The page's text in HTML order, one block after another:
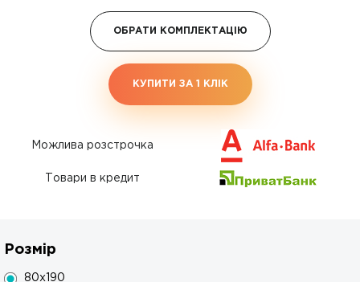
ОБРАТИ КОМПЛЕКТАЦІЮ
КУПИТИ ЗА 1 КЛIК
Можлива розстрочка
Товари в кредит
Розмір
80x190